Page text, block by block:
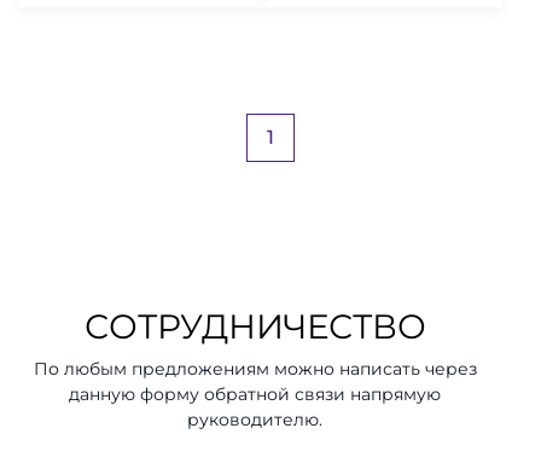
1
СОТРУДНИЧЕСТВО
По любым предложениям можно написать через
данную форму обратной связи напрямую
руководителю.